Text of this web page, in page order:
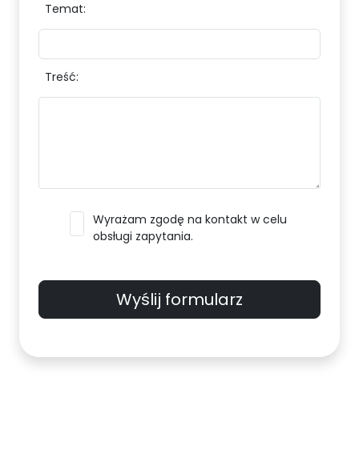
Temat:
Treść:
Wyrażam zgodę na kontakt w celu
obsługi zapytania.
Wyślij formularz